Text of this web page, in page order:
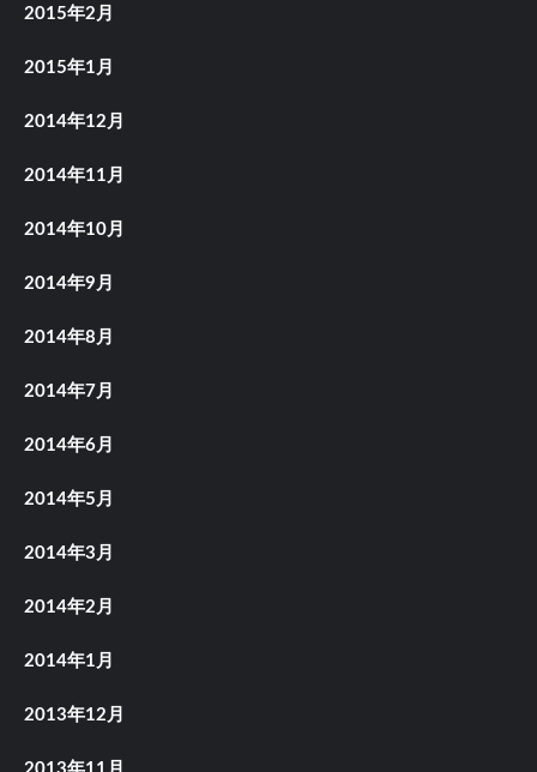
2015年2月
2015年1月
2014年12月
2014年11月
2014年10月
2014年9月
2014年8月
2014年7月
2014年6月
2014年5月
2014年3月
2014年2月
2014年1月
2013年12月